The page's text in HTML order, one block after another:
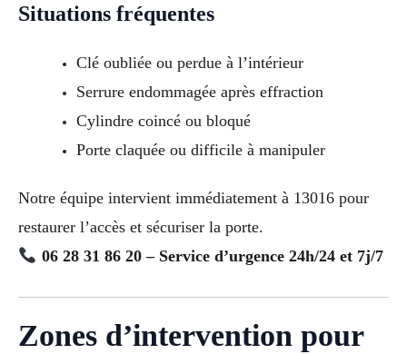
Situations fréquentes
Clé oubliée ou perdue à l’intérieur
Serrure endommagée après effraction
Cylindre coincé ou bloqué
Porte claquée ou difficile à manipuler
Notre équipe intervient immédiatement à 13016 pour
restaurer l’accès et sécuriser la porte.
06 28 31 86 20 – Service d’urgence 24h/24 et 7j/7
Zones d’intervention pour